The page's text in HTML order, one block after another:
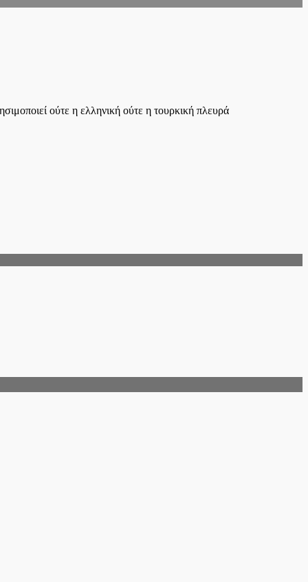
ούτε η ελληνική ούτε η τουρκική πλευρά